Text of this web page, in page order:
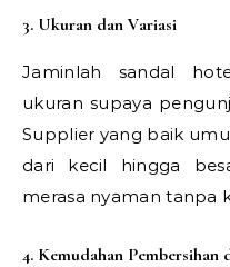
3. Ukuran dan Variasi
Jaminlah sandal
ukuran supaya
Supplier yang baik
dari kecil hingga
merasa nyaman tanpa
4. Kemudahan Pembersihan